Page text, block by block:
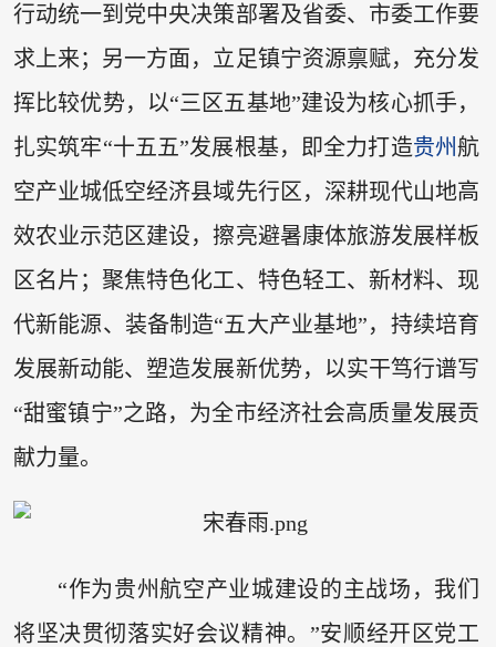
行动统一到党中央决策部署及省委、市委工作要
求上来；另一方面，立足镇宁资源禀赋，充分发
挥比较优势，以“三区五基地”建设为核心抓手，
扎实筑牢“十五五”发展根基，即全力打造贵州航
空产业城低空经济县域先行区，深耕现代山地高
效农业示范区建设，擦亮避暑康体旅游发展样板
区名片；聚焦特色化工、特色轻工、新材料、现
代新能源、装备制造“五大产业基地”，持续培育
发展新动能、塑造发展新优势，以实干笃行谱写
“甜蜜镇宁”之路，为全市经济社会高质量发展贡
献力量。
“作为贵州航空产业城建设的主战场，我们
将坚决贯彻落实好会议精神。”安顺经开区党工